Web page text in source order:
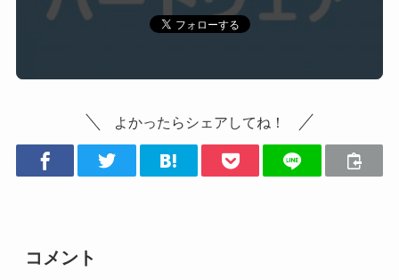
よかったらシェアしてね！
コメント